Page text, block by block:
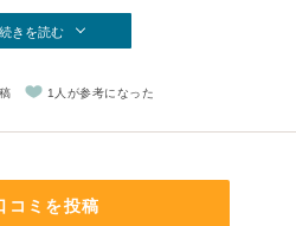
続きを読む
1人が参考になった
コミを投稿